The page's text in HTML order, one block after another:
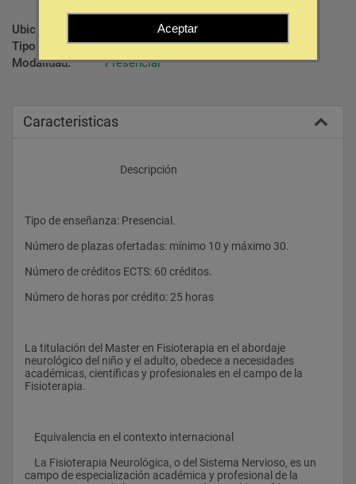
Ubicación:
Murcia - Murcia
Tipo:
Maestrías
Modalidad:
Presencial
Caracteristicas
					Descripción
Tipo de enseñanza: Presencial.
Número de plazas ofertadas: mínimo 10 y máximo 30.
Número de créditos ECTS: 60 créditos.
Número de horas por crédito: 25 horas
La titulación del Master en Fisioterapia en el abordaje
neurológico del niño y el adulto, obedece a necesidades
académicas, científicas y profesionales en el campo de la
Fisioterapia.
    Equivalencia en el contexto internacional
campo de especialización académica y profesional de la
Aceptar